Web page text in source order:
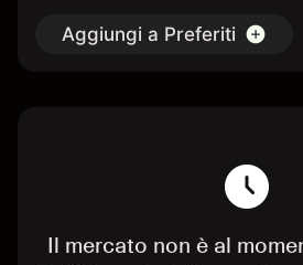
Aggiungi a Preferiti
Il mercato non è al